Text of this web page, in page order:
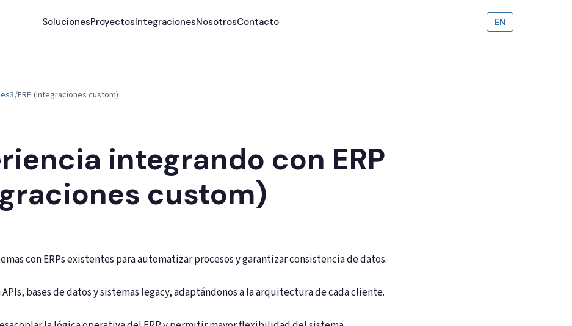
SolucionesProyectosIntegracionesNosotrosContacto EN
ERP (Integraciones custom)
integrando con ERP
custom)
con ERPs existentes para automatizar procesos y garantizar consistencia de datos.
APIs, bases de datos y sistemas legacy, adaptándonos a la arquitectura de cada cliente.